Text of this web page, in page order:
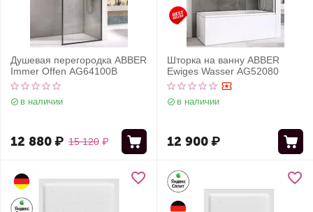
Душевая перегородка ABBER
Immer Offen AG64100B
в наличии
15 120 ₽
12 880₽
Шторка на ванну ABBER
Ewiges Wasser AG52080
в наличии
12 900₽